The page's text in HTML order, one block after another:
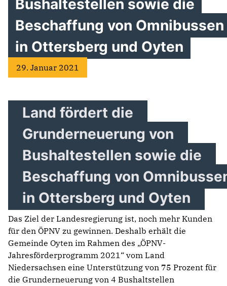
Bushaltestellen sowie die
Beschaffung von Omnibussen
in Ottersberg und Oyten
29. Januar 2021
Land fördert die
Grunderneuerung von
Bushaltestellen sowie die
Beschaffung von
in Ottersberg und Oyten
Das Ziel der Landesregierung ist, noch mehr Kunden
für den ÖPNV zu gewinnen. Deshalb erhält die
Gemeinde Oyten im Rahmen des „ÖPNV-
Jahresförderprogramm 2021“ vom Land
Niedersachsen eine Unterstützung von 75 Prozent für
die Grunderneuerung von 4 Bushaltstellen